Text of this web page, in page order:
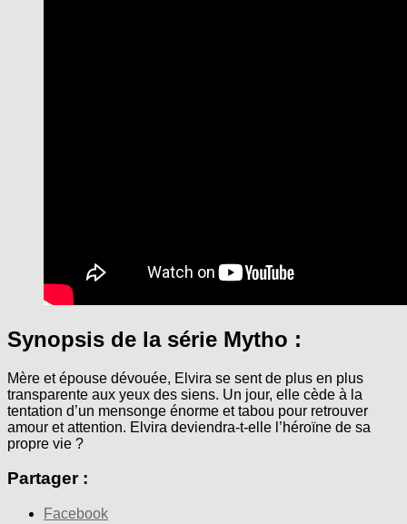
Synopsis de la série Mytho :
Mère et épouse dévouée, Elvira se sent de plus en plus
transparente aux yeux des siens. Un jour, elle cède à la
tentation d’un mensonge énorme et tabou pour retrouver
amour et attention. Elvira deviendra-t-elle l’héroïne de sa
propre vie ?
Partager :
Facebook